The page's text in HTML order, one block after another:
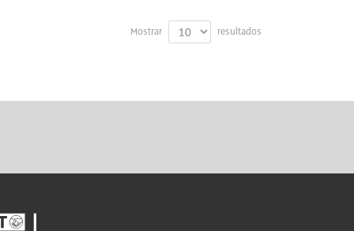
Mostrar resultados